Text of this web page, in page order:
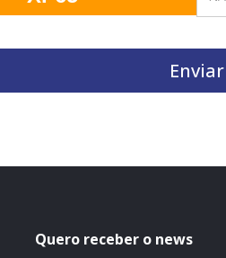
Enviar
Quero receber o news